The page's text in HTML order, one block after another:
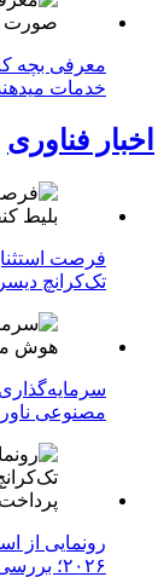
معرفی بچه
خدمات
اخبار فناوری
تک‌کرانچ
مصنوعی ناور
۲۰۲۶؛ بررسی آینده فین‌تک، پرداخت‌ ها و هوش مصنوعی